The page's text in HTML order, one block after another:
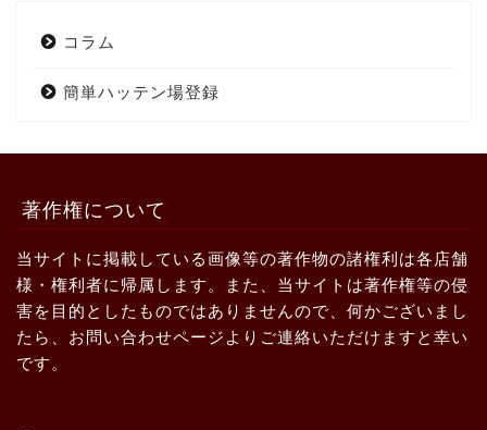
コラム
簡単ハッテン場登録
著作権について
当サイトに掲載している画像等の著作物の諸権利は各店舗
様・権利者に帰属します。また、当サイトは著作権等の侵
害を目的としたものではありませんので、何かございまし
たら、お問い合わせページよりご連絡いただけますと幸い
です。